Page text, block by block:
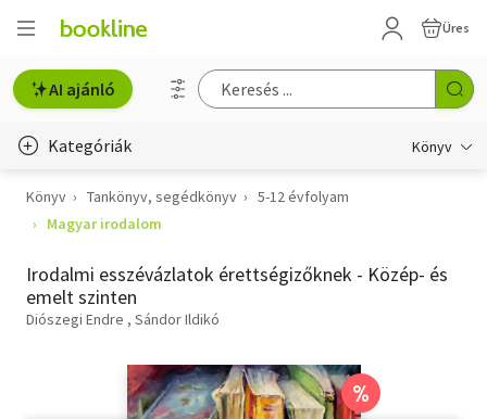
Üres
AI ajánló
Kategóriák Könyv
Életmód, egészség
Gyermek- és ifjúsági
Könyv Tankönyv, segédkönyv
5-12 évfolyam
Magyar irodalom
Irodalmi esszévázlatok érettségizőknek - Közép- és
emelt szinten
Diószegi Endre Sándor Ildikó
%